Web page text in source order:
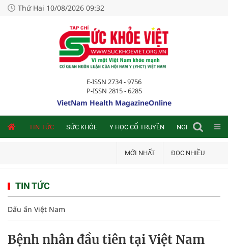
Thứ Hai 10/08/2026 09:32
E-ISSN 2734 - 9756
P-ISSN 2815 - 6285
VietNam Health MagazineOnline
TIN TỨC SỨC KHỎE Y HỌC CỔ TRUYỀN NGHIÊN CỨU
MỚI NHẤT ĐỌC NHIỀU
TIN TỨC
Dấu ấn Việt Nam
Bệnh nhân đầu tiên tại Việt Nam